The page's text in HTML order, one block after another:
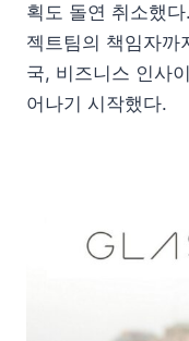
획도 돌연 취소했
젝트팀의 책임자까
국, 비즈니스 인사
어나기 시작했다.